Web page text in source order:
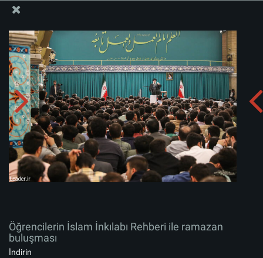
Öğrencilerin İslam İnkılabı Rehberi ile ramazan
buluşması
Albümü indirin:
Öğrencilerin İslam İnkılabı Rehberi ile ramazan
buluşması
İndirin